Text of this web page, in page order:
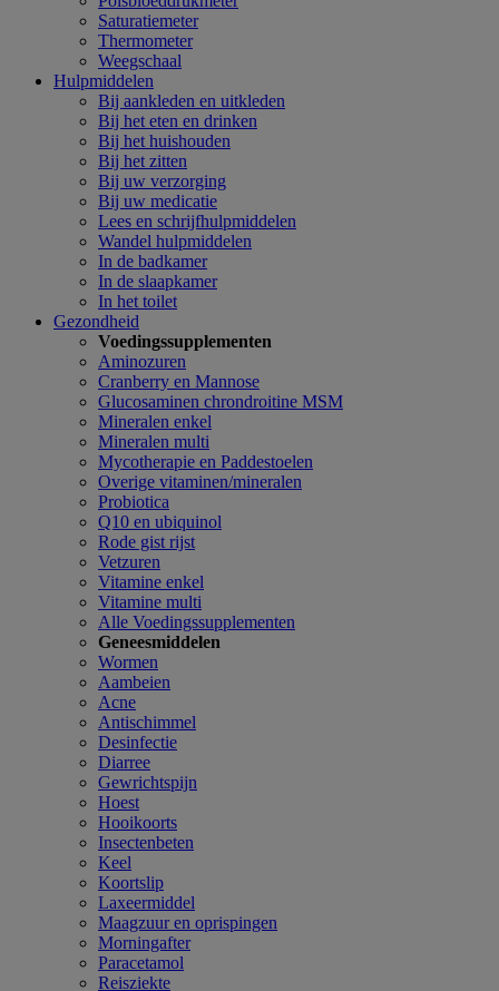
Saturatiemeter
Thermometer
Weegschaal
Hulpmiddelen
Bij aankleden en uitkleden
Bij het eten en drinken
Bij het huishouden
Bij het zitten
Bij uw verzorging
Bij uw medicatie
Lees en schrijfhulpmiddelen
Wandel hulpmiddelen
In de badkamer
In de slaapkamer
In het toilet
Gezondheid
Voedingssupplementen
Aminozuren
Cranberry en Mannose
Glucosaminen chrondroitine MSM
Mineralen enkel
Mineralen multi
Mycotherapie en Paddestoelen
Overige vitaminen/mineralen
Probiotica
Q10 en ubiquinol
Rode gist rijst
Vetzuren
Vitamine enkel
Vitamine multi
Alle Voedingssupplementen
Geneesmiddelen
Wormen
Aambeien
Acne
Antischimmel
Desinfectie
Diarree
Gewrichtspijn
Hoest
Hooikoorts
Insectenbeten
Keel
Koortslip
Laxeermiddel
Maagzuur en oprispingen
Morningafter
Paracetamol
Reisziekte